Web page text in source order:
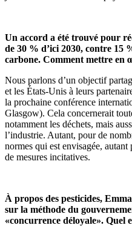
Un accord a été trouvé pour
de 30 % d’ici 2030, contre 15
carbone. Comment mettre en
Nous parlons d’un objectif
et les États-Unis à leurs
la prochaine conférence
Glasgow). Cela concernerait
notamment les déchets, mais
l’industrie. Autant, pour de
normes qui est envisagée,
de mesures incitatives.
À propos des pesticides,
sur la méthode du
«concurrence déloyale». Quel